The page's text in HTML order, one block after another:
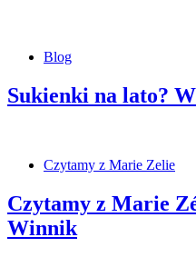
Blog
Sukienki na lato?
Czytamy z Marie Zelie
Czytamy z Marie
Winnik